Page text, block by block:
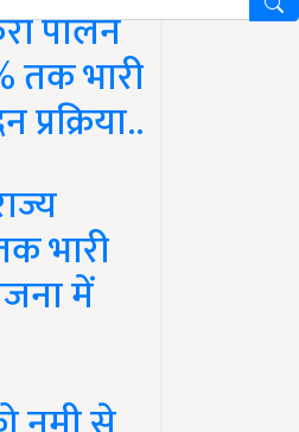
पालन
तक भारी
भारी
में